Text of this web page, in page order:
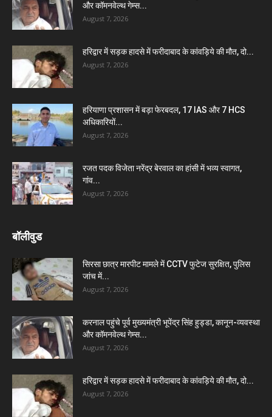
और कॉमनवेल्थ गेम्स...
August 7, 2026
हरिद्वार में सड़क हादसे में फरीदाबाद के कांवड़िये की मौत, दो...
August 7, 2026
हरियाणा प्रशासन में बड़ा फेरबदल, 17 IAS और 7 HCS
अधिकारियों...
August 7, 2026
रजत पदक विजेता नरेंद्र बेरवाल का हांसी में भव्य स्वागत,
गांव...
August 7, 2026
बॉलीवुड
सिरसा छात्र मारपीट मामले में CCTV फुटेज सुरक्षित, पुलिस
जांच में...
August 7, 2026
करनाल पहुंचे पूर्व मुख्यमंत्री भूपेंद्र सिंह हुड्डा, कानून-व्यवस्था
और कॉमनवेल्थ गेम्स...
August 7, 2026
हरिद्वार में सड़क हादसे में फरीदाबाद के कांवड़िये की मौत, दो...
August 7, 2026